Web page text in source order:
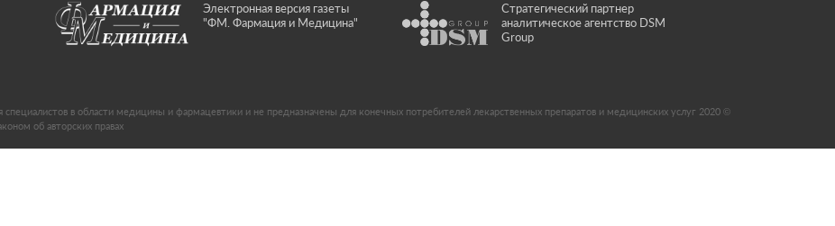
Электронная версия газеты
"ФМ. Фармация и Медицина"
Стратегический партнер
аналитическое агентство DSM
Group
в области медицины и фармацевтики и не предназначены для конечных потребителей лекарственных препаратов и медицинских услуг 2020 ©
об авторских правах